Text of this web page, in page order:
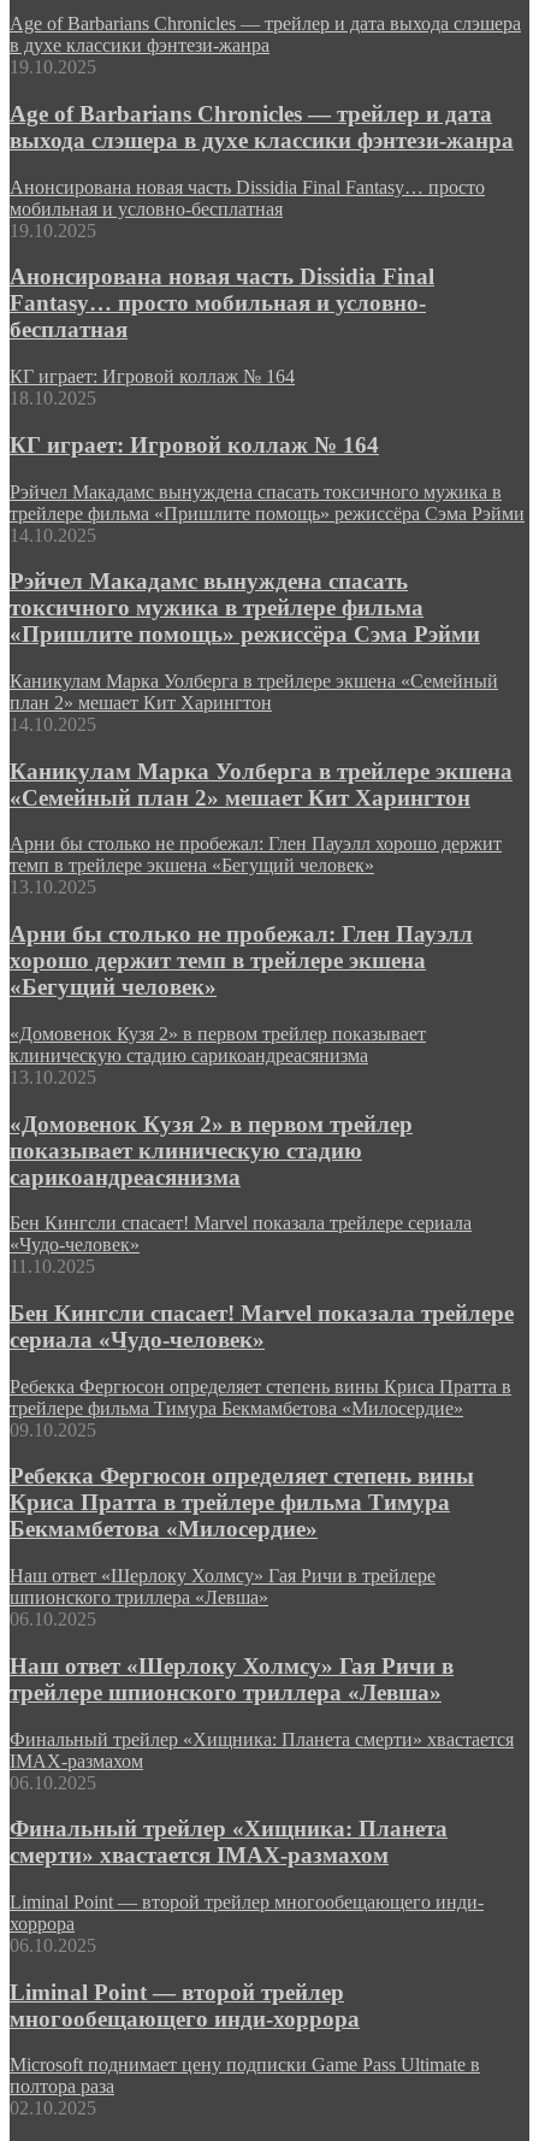
Age of Barbarians Chronicles — трейлер и дата выхода слэшера
в духе классики фэнтези-жанра
19.10.2025
Age of Barbarians Chronicles — трейлер и дата
выхода слэшера в духе классики фэнтези-жанра
Анонсирована новая часть Dissidia Final Fantasy… просто
мобильная и условно-бесплатная
19.10.2025
Анонсирована новая часть Dissidia Final
Fantasy… просто мобильная и условно-
бесплатная
КГ играет: Игровой коллаж № 164
18.10.2025
КГ играет: Игровой коллаж № 164
Рэйчел Макадамс вынуждена спасать токсичного мужика в
трейлере фильма «Пришлите помощь» режиссёра Сэма Рэйми
14.10.2025
Рэйчел Макадамс вынуждена спасать
токсичного мужика в трейлере фильма
«Пришлите помощь» режиссёра Сэма Рэйми
Каникулам Марка Уолберга в трейлере экшена «Семейный
план 2» мешает Кит Харингтон
14.10.2025
Каникулам Марка Уолберга в трейлере экшена
«Семейный план 2» мешает Кит Харингтон
Арни бы столько не пробежал: Глен Пауэлл хорошо держит
темп в трейлере экшена «Бегущий человек»
13.10.2025
Арни бы столько не пробежал: Глен Пауэлл
хорошо держит темп в трейлере экшена
«Бегущий человек»
«Домовенок Кузя 2» в первом трейлер показывает
клиническую стадию сарикоандреасянизма
13.10.2025
«Домовенок Кузя 2» в первом трейлер
показывает клиническую стадию
сарикоандреасянизма
Бен Кингсли спасает! Marvel показала трейлере сериала
«Чудо-человек»
11.10.2025
Бен Кингсли спасает! Marvel показала трейлере
сериала «Чудо-человек»
Ребекка Фергюсон определяет степень вины Криса Пратта в
трейлере фильма Тимура Бекмамбетова «Милосердие»
09.10.2025
Ребекка Фергюсон определяет степень вины
Криса Пратта в трейлере фильма Тимура
Бекмамбетова «Милосердие»
Наш ответ «Шерлоку Холмсу» Гая Ричи в трейлере
шпионского триллера «Левша»
06.10.2025
Наш ответ «Шерлоку Холмсу» Гая Ричи в
трейлере шпионского триллера «Левша»
Финальный трейлер «Хищника: Планета смерти» хвастается
IMAX-размахом
06.10.2025
Финальный трейлер «Хищника: Планета
смерти» хвастается IMAX-размахом
Liminal Point — второй трейлер многообещающего инди-
хоррора
06.10.2025
Liminal Point — второй трейлер
многообещающего инди-хоррора
Microsoft поднимает цену подписки Game Pass Ultimate в
полтора раза
02.10.2025